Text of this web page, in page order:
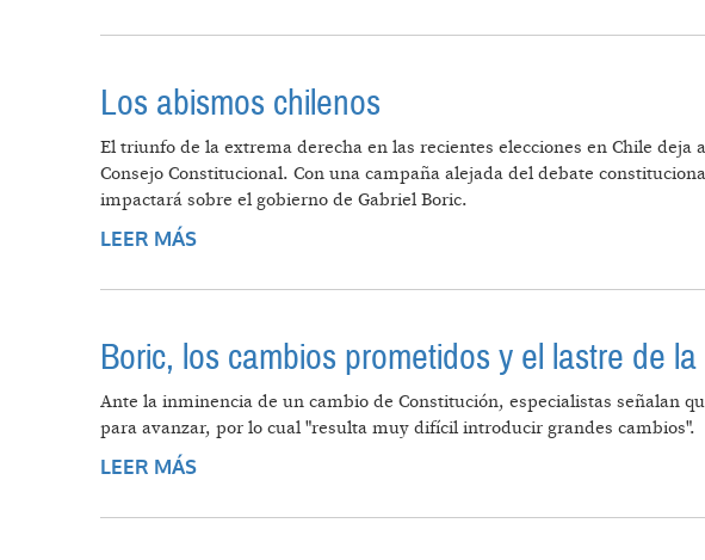
Los abismos chilenos
El triunfo de la extrema derecha en las recientes elecciones en Chile
Consejo Constitucional. Con una campaña alejada del debate
impactará sobre el gobierno de Gabriel Boric.
LEER MÁS
Boric, los cambios prometidos y el lastre de
Ante la inminencia de un cambio de Constitución, especialistas señalan
para avanzar, por lo cual "resulta muy difícil introducir grandes cambios".
LEER MÁS